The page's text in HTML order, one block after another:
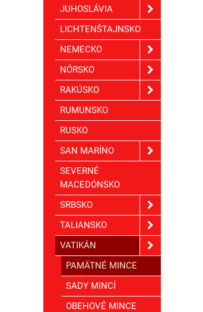
JUHOSLÁVIA
LICHTENŠTAJNSKO
NEMECKO
NÓRSKO
RAKÚSKO
RUMUNSKO
RUSKO
SAN MARÍNO
SEVERNÉ
MACEDÓNSKO
SRBSKO
TALIANSKO
VATIKÁN
PAMÄTNÉ MINCE
SADY MINCÍ
OBEHOVÉ MINCE